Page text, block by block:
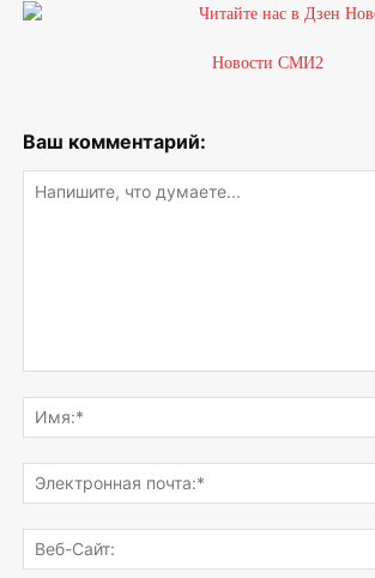
Новости СМИ2
Ваш комментарий:
что
думаете...